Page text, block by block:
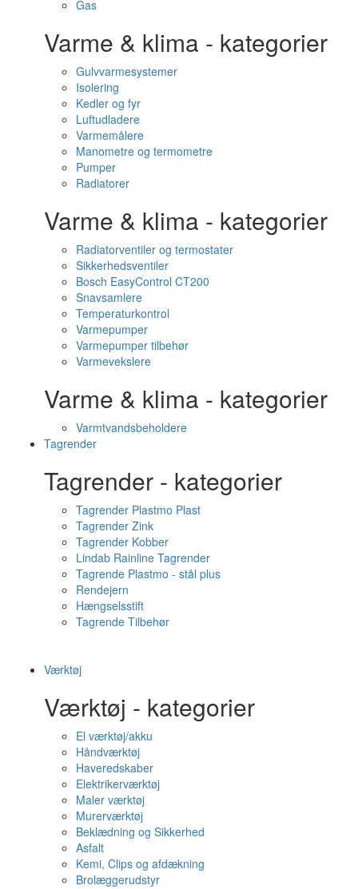
Gas
Varme & klima - kategorier
Gulvvarmesystemer
Isolering
Kedler og fyr
Luftudladere
Varmemålere
Manometre og termometre
Pumper
Radiatorer
Varme & klima - kategorier
Radiatorventiler og termostater
Sikkerhedsventiler
Bosch EasyControl CT200
Snavsamlere
Temperaturkontrol
Varmepumper
Varmepumper tilbehør
Varmevekslere
Varme & klima - kategorier
Varmtvandsbeholdere
Tagrender
Tagrender - kategorier
Tagrender Plastmo Plast
Tagrender Zink
Tagrender Kobber
Lindab Rainline Tagrender
Tagrende Plastmo - stål plus
Rendejern
Hængselsstift
Tagrende Tilbehør
Værktøj
Værktøj - kategorier
El værktøj/akku
Håndværktøj
Haveredskaber
Elektrikerværktøj
Maler værktøj
Murerværktøj
Beklædning og Sikkerhed
Asfalt
Kemi, Clips og afdækning
Brolæggerudstyr